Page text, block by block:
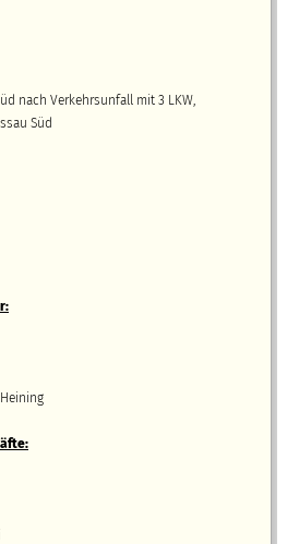
nach Verkehrsunfall mit 3 LKW,
Süd
: